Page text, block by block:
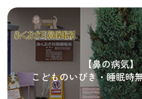
【鼻の病気】
こどものいびき・睡眠時